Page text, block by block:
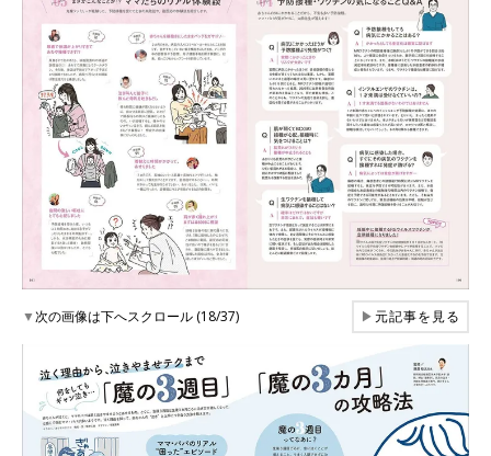
▼次の画像は下へスクロール (18/37) ▶元記事を見る